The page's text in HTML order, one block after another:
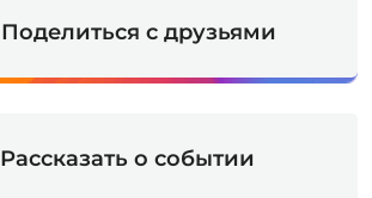
Поделиться с друзьями
Рассказать о событии